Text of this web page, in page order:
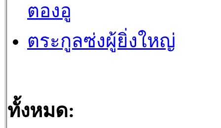
ตองอู
ตระกูลซ่งผู้ยิ่งใหญ่
ทั้งหมด: